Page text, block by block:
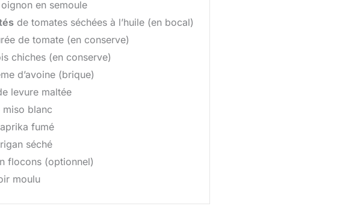
en semoule
de tomates séchées à l’huile (en bocal)
de tomate (en conserve)
chiches (en conserve)
d’avoine (brique)
levure maltée
miso blanc
fumé
séché
flocons (optionnel)
moulu